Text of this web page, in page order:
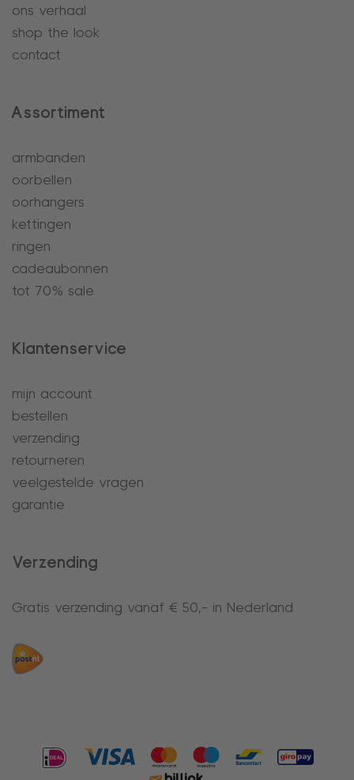
ons verhaal
shop the look
contact
Assortiment
armbanden
oorbellen
oorhangers
kettingen
ringen
cadeaubonnen
tot 70% sale
Klantenservice
mijn account
bestellen
verzending
retourneren
veelgestelde vragen
garantie
Verzending
Gratis verzending vanaf € 50,- in Nederland